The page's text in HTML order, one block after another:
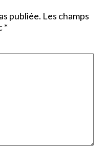
publiée. Les champs
*